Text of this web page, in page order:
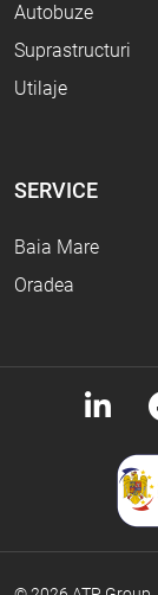
Autobuze
Suprastructuri
Utilaje
SERVICE
Baia Mare
Oradea